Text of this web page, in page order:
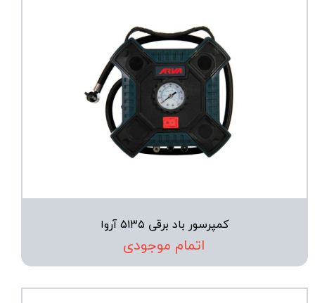
کمپرسور باد برقی ۵۱۳۵ آروا
اتمام موجودی